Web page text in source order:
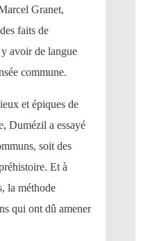
Granet,
faits de
avoir de langue
commune.
et épiques de
Dumézil a essayé
soit des
Et à
la méthode
qui ont dû amener